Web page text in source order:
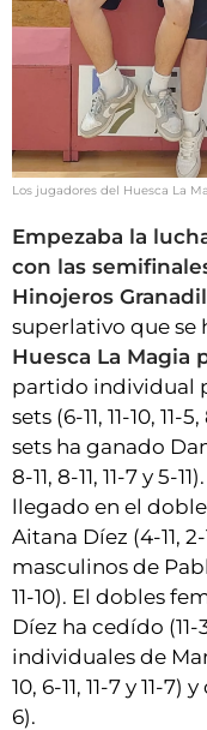
Los jugadores del Huesca La
Empezaba la
con las
Hinojeros
superlativo que se
Huesca La Magia
partido individual
sets (6-11, 11-10, 11-
sets ha ganado
8-11, 8-11, 11-7 y 5-
llegado en el
Aitana Díez (4-11,
masculinos de
11-10). El dobles
Díez ha cedído (11-
individuales de
10, 6-11, 11-7 y 11-7)
6).